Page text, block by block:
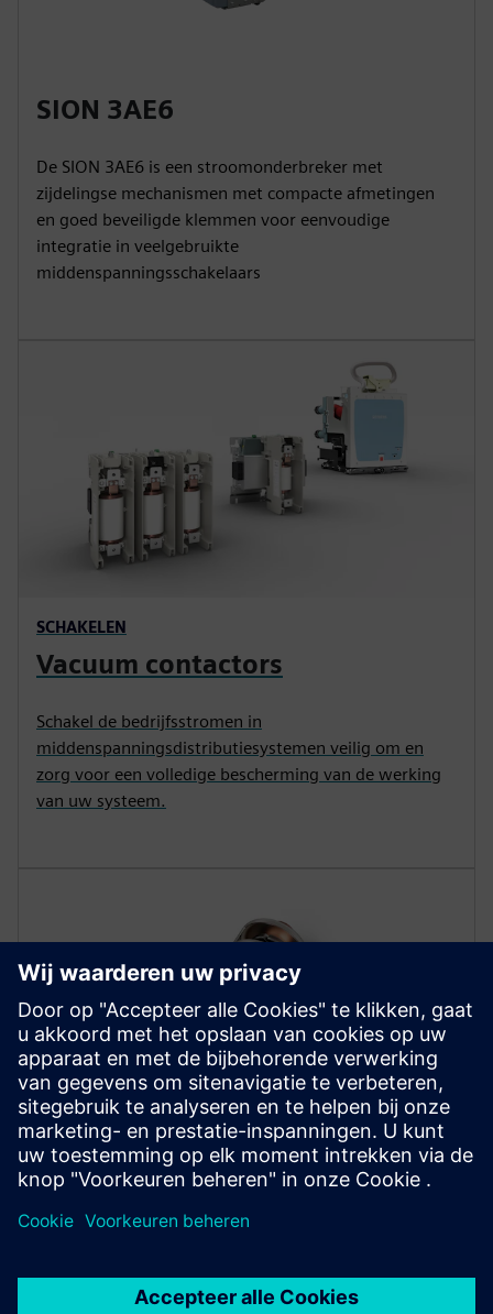
SION 3AE6
De SION 3AE6 is een stroomonderbreker met
zijdelingse mechanismen met compacte afmetingen
en goed beveiligde klemmen voor eenvoudige
integratie in veelgebruikte
middenspanningsschakelaars
SCHAKELEN
Vacuum contactors
Schakel de bedrijfsstromen in
middenspanningsdistributiesystemen veilig om en
zorg voor een volledige bescherming van de werking
van uw systeem.
COMPONENTEN
Vacuum interrupters
waardevolle functies zoals een hoge schakelcapaciteit
voor kortsluiting en een minimale voorwaartse